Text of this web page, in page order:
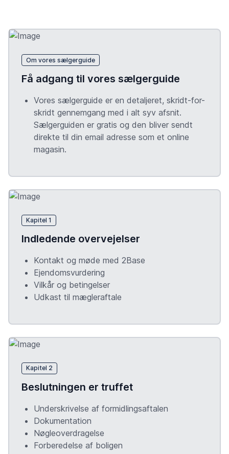
Om vores sælgerguide
Få adgang til vores sælgerguide
Vores sælgerguide er en detaljeret, skridt-for-
skridt gennemgang med i alt syv afsnit.
Sælgerguiden er gratis og den bliver sendt
direkte til din email adresse som et online
magasin.
Kapitel 1
Indledende overvejelser
Kontakt og møde med 2Base
Ejendomsvurdering
Vilkår og betingelser
Udkast til mægleraftale
Kapitel 2
Beslutningen er truffet
Underskrivelse af formidlingsaftalen
Dokumentation
Nøgleoverdragelse
Forberedelse af boligen